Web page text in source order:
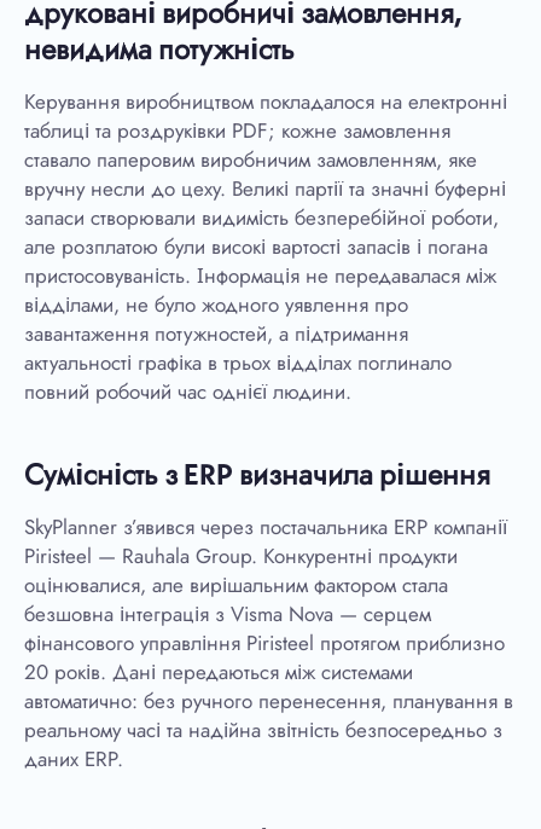
друковані виробничі замовлення,
невидима потужність
Керування виробництвом покладалося на електронні
таблиці та роздруківки PDF; кожне замовлення
ставало паперовим виробничим замовленням, яке
вручну несли до цеху. Великі партії та значні буферні
запаси створювали видимість безперебійної роботи,
але розплатою були високі вартості запасів і погана
пристосовуваність. Інформація не передавалася між
відділами, не було жодного уявлення про
завантаження потужностей, а підтримання
актуальності графіка в трьох відділах поглинало
повний робочий час однієї людини.
Сумісність з ERP визначила рішення
SkyPlanner з’явився через постачальника ERP компанії
Piristeel — Rauhala Group. Конкурентні продукти
оцінювалися, але вирішальним фактором стала
безшовна інтеграція з Visma Nova — серцем
фінансового управління Piristeel протягом приблизно
20 років. Дані передаються між системами
автоматично: без ручного перенесення, планування в
реальному часі та надійна звітність безпосередньо з
даних ERP.